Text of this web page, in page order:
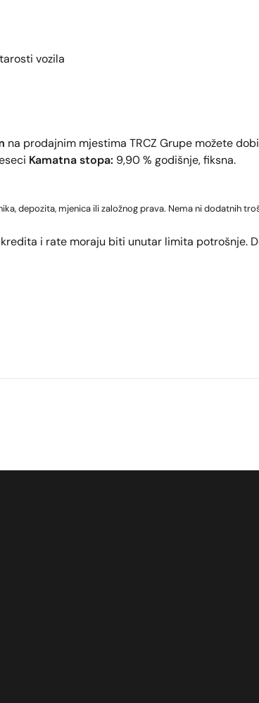
vozila
na prodajnim mjestima TRCZ Grupe možete
Kamatna stopa: 9,90 % godišnje, fiksna.
depozita, mjenica ili založnog prava. Nema ni dodatnih
i rate moraju biti unutar limita potrošnje.